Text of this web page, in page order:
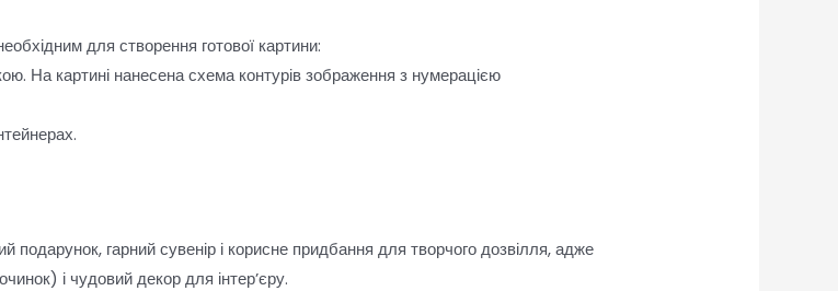
для створення готової картини:
На картині нанесена схема контурів зображення з нумерацією
гарний сувенір і корисне придбання для творчого дозвілля, адже
і чудовий декор для інтер’єру.